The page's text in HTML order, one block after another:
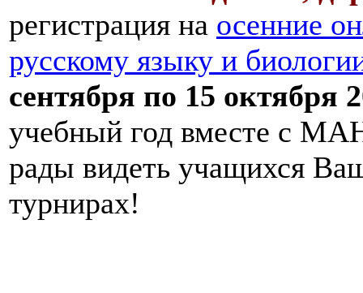
регистрация на осенние
русскому языку и
сентября по 15 октября
учебный год вместе с
рады видеть учащихся
турнирах!